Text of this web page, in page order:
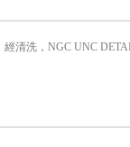
清洗，NGC UNC